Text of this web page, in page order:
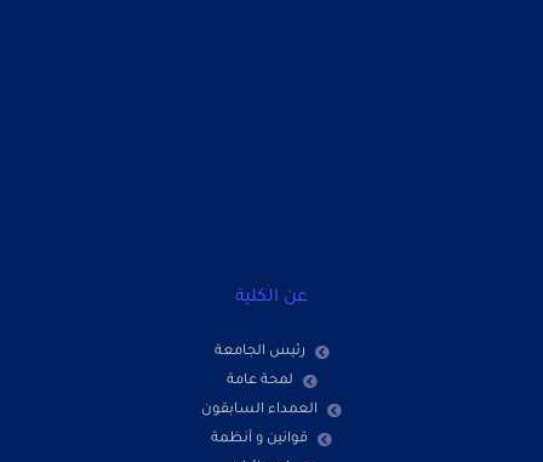
عن الكلية
رئيس الجامعة
لمحة عامة
العمداء السابقون
قوانين و أنظمة